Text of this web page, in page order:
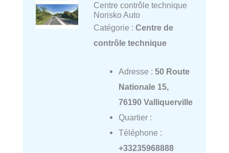
Centre contrôle technique
Norisko Auto
Catégorie : Centre de
contrôle technique
Adresse : 50 Route
Nationale 15,
76190 Valliquerville
Quartier :
Téléphone :
+33235968888